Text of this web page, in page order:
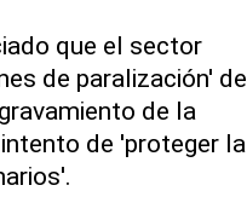
que el sector
de paralización' de
de la
de 'proteger la